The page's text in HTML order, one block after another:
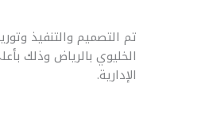
تم التصميم والتنفيذ
الخليوي بالرياض وذلك
الإدارية.